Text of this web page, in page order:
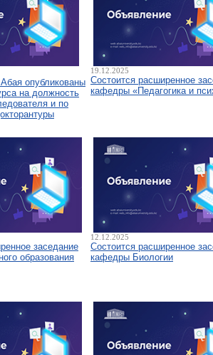
опубликованы
на должность
и по
19.12.2025
Состоится расширенное
кафедры «Педагогика и
заседание
образования
12.12.2025
Состоится расширенное
кафедры Биологии